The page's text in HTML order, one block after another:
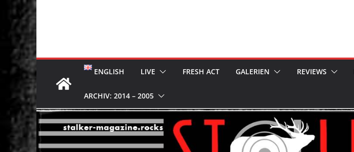
ENGLISH LIVE FRESH ACT GALERIEN REVIEWS
ARCHIV: 2014 – 2005